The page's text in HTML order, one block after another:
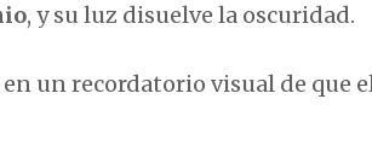
, y su luz disuelve la oscuridad.
un recordatorio visual de que